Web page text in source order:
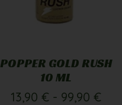
POPPER GOLD RUSH
10 ML
13,90 € - 99,90 €